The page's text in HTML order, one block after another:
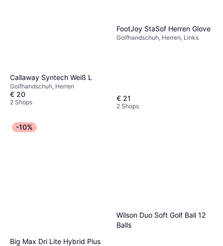
Callaway Syntech Weiß L
Golfhandschuh, Herren
€ 20
2 Shops
FootJoy StaSof Herren Glove
Golfhandschuh, Herren, Links
€ 21
2 Shops
-10%
Big Max Dri Lite Hybrid Plus
Wilson Duo Soft Golf Ball 12
Balls